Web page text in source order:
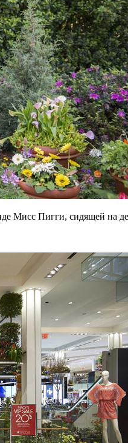
Мисс Пигги, сидящей на